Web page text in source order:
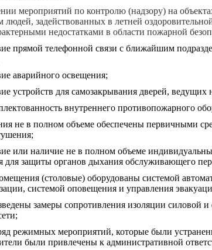
мероприятий по контролю (надзору) на
людей, задействованных в летней
недостатками в области пожарной
прямой телефонной связи с ближайшим
аварийного освещения;
устройств для самозакрывания дверей, ведущих
внутреннего противопожарного
не в полном объеме обеспечены первичными
или наличие не в полном объеме
для защиты органов дыхания обслуживающего
(столовые) оборудованы системой
системой оповещения и управления
замеры сопротивления изоляции силовой и
режимных мероприятий, которые были
были привлечены к административной